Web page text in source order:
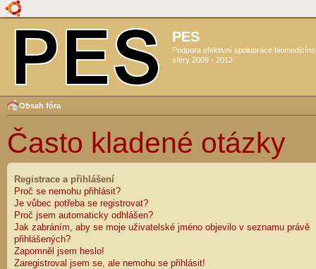
PES
Podpora efektivní spolupráce
sféry 2009 - 2012
Obsah fóra
Často kladené otázky
Registrace a přihlášení
Proč se nemohu přihlásit?
Je vůbec potřeba se registrovat?
Proč jsem automaticky odhlášen?
Jak zabráním, aby se moje uživatelské jméno objevilo v seznamu právě
přihlášených?
Zapomněl jsem heslo!
Zaregistroval jsem se, ale nemohu se přihlásit!